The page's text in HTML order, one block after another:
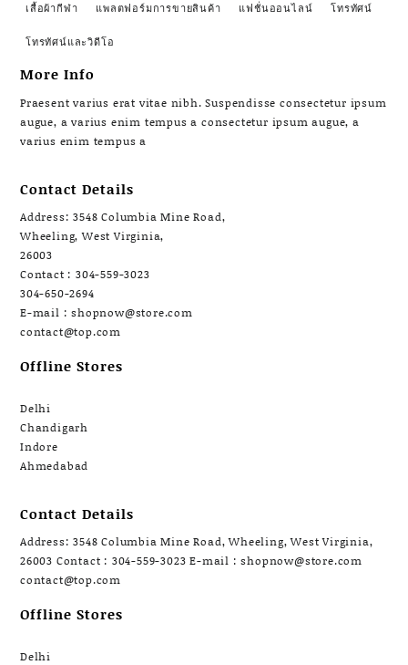
เสื้อผ้ากีฬา แพลตฟอร์มการขายสินค้า แฟชั่นออนไลน์ โทรทัศน์
โทรทัศน์และวิดีโอ
More Info
Praesent varius erat vitae nibh. Suspendisse consectetur ipsum
augue, a varius enim tempus a consectetur ipsum augue, a
varius enim tempus a
Contact Details
Address: 3548 Columbia Mine Road,
Wheeling, West Virginia,
26003
Contact : 304-559-3023
304-650-2694
E-mail : shopnow@store.com
contact@top.com
Offline Stores
Delhi
Chandigarh
Indore
Ahmedabad
Contact Details
Address: 3548 Columbia Mine Road, Wheeling, West Virginia,
26003 Contact : 304-559-3023 E-mail : shopnow@store.com
contact@top.com
Offline Stores
Delhi